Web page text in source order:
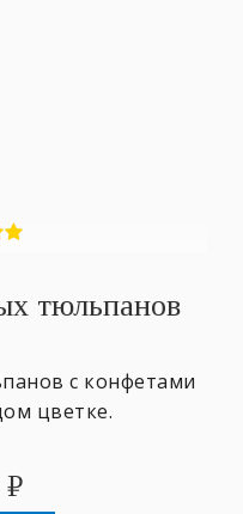
тюльпанов
с конфетами
цветке.
₽